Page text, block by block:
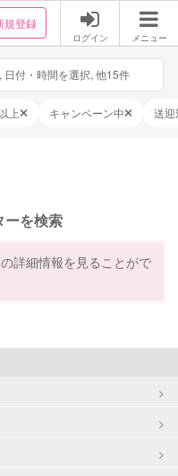
規登録
ログイン メニュー
付・時間を選択, 他15件
上 キャンペーン中 送迎
ーを検索
詳細情報を見ることがで